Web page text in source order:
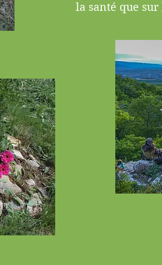
la santé que